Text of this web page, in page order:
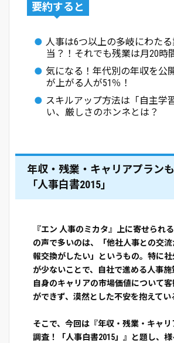
要約すると
人事は6つ以上の多岐にわた
当？！それでも残業は月20時
気になる！年代別の年収を公
が上がる人が51％！
スキルアップ方法は「自主学
い、厳しさのホンネとは？
年収・残業・キャリアプラン
「人事白書2015」
『エン 人事のミカタ』上に寄せられ
の声で多いのは、「他社人事との交
報交換がしたい」というもの。特に
が少ないことで、自社で進める人事施
自身のキャリアの市場価値について
ができず、漠然とした不安を抱えてい
そこで、今回は『年収・残業・キャ
調査！「人事白書2015」』と題し、